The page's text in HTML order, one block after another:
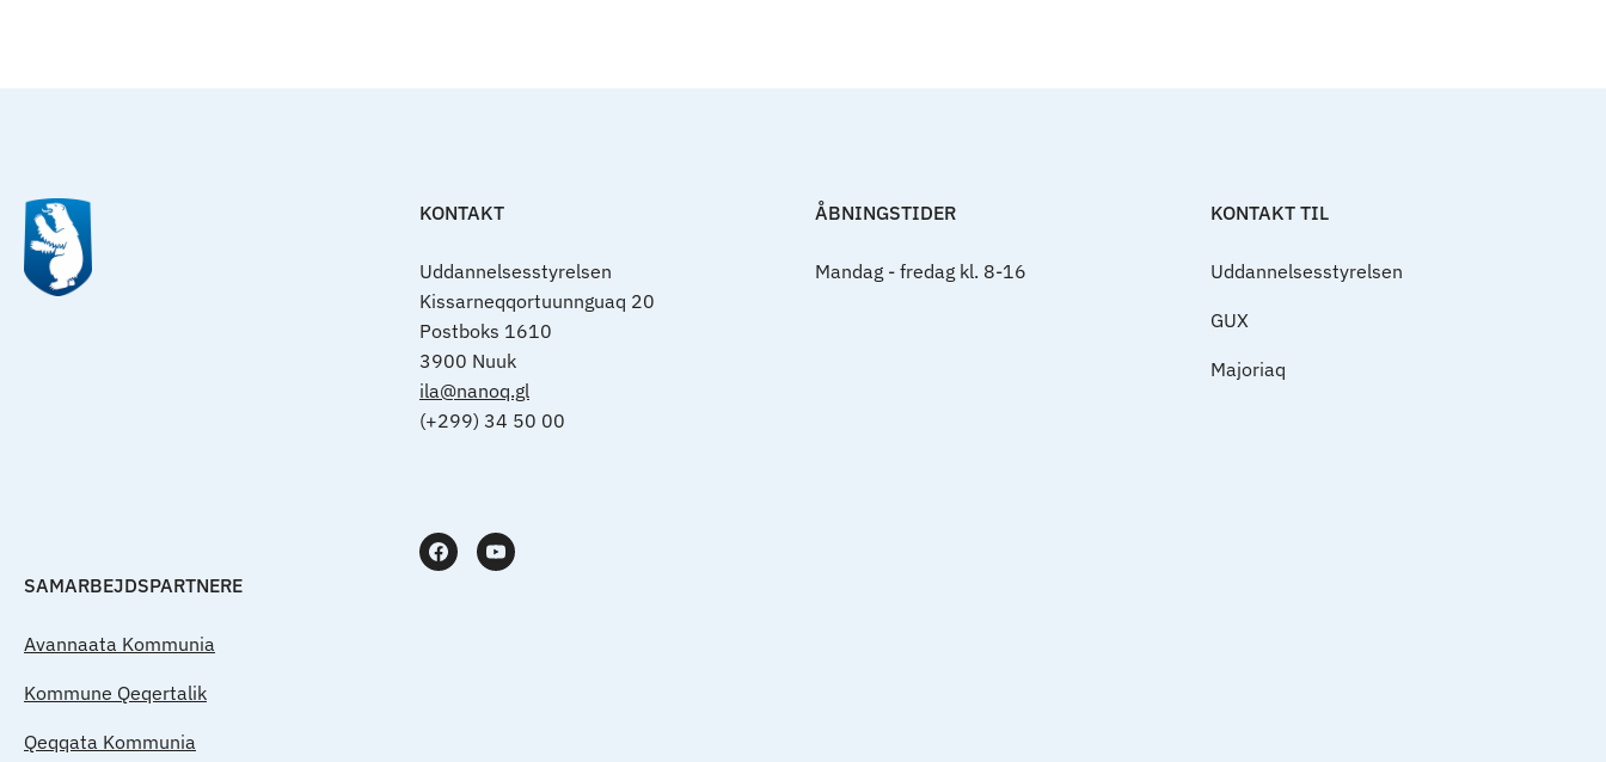
KONTAKT
Uddannelsesstyrelsen
Kissarneqqortuunnguaq 20
Postboks 1610
3900 Nuuk
ila@nanoq.gl
(+299) 34 50 00
ÅBNINGSTIDER
Mandag - fredag kl. 8-16
KONTAKT TIL
Uddannelsesstyrelsen
GUX
Majoriaq
SAMARBEJDSPARTNERE
Avannaata Kommunia
Kommune Qeqertalik
Qeqqata Kommunia